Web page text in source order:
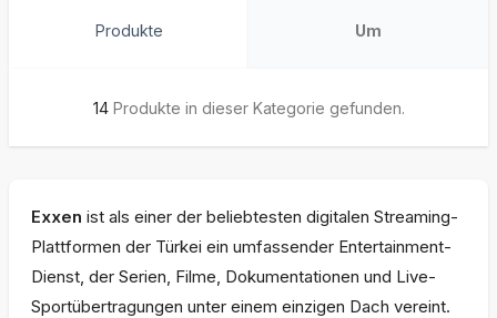
Produkte Um
14Produkte in dieser Kategorie gefunden.
Exxen ist als einer der beliebtesten digitalen Streaming-
Plattformen der Türkei ein umfassender Entertainment-
Dienst, der Serien, Filme, Dokumentationen und Live-
Sportübertragungen unter einem einzigen Dach vereint.